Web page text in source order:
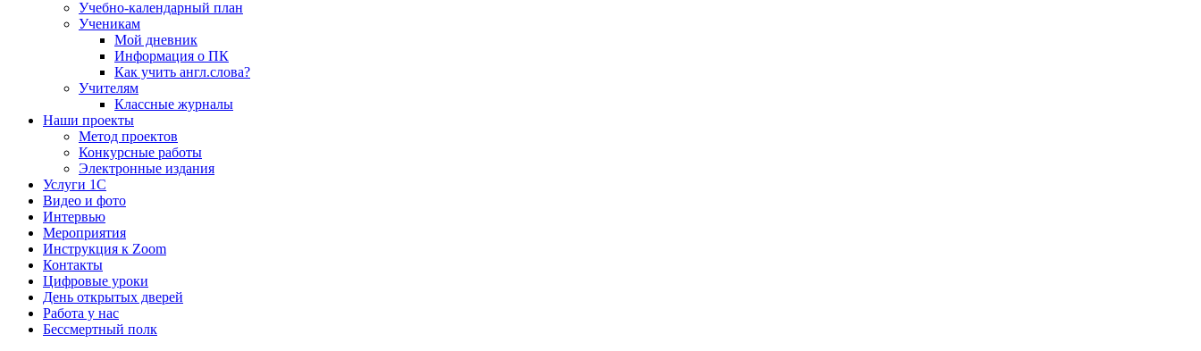
Учебно-календарный план
Ученикам
Мой дневник
Информация о ПК
Как учить англ.слова?
Учителям
Классные журналы
Наши проекты
Метод проектов
Конкурсные работы
Электронные издания
Услуги 1C
Видео и фото
Интервью
Мероприятия
Инструкция к Zoom
Контакты
Цифровые уроки
День открытых дверей
Работа у нас
Бессмертный полк